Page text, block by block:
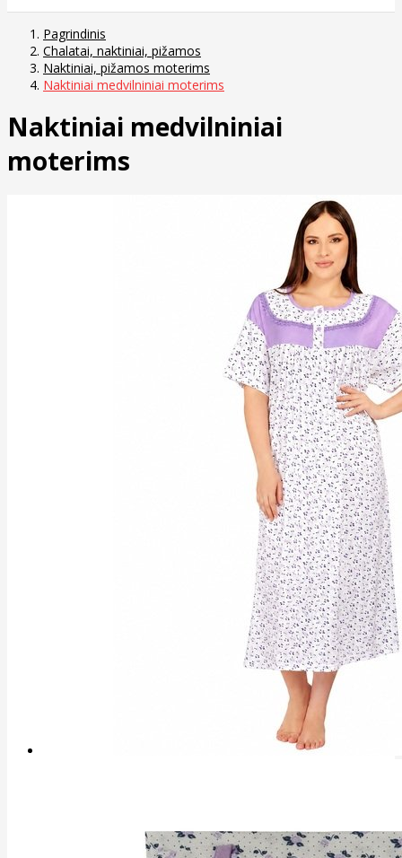
Pagrindinis
Chalatai, naktiniai, pižamos
Naktiniai, pižamos moterims
Naktiniai medvilniniai moterims
Naktiniai medvilniniai
moterims